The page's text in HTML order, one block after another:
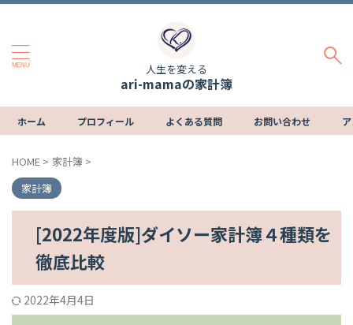
人生を変える
ari-mamaの家計簿
ホーム プロフィール よくある質問 お問い合わせ
HOME > 家計簿 >
家計簿
[2022年度版]ダイソー家計簿４種類を
徹底比較
2022年4月4日